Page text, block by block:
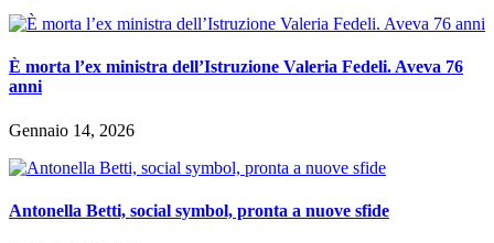
È morta l’ex ministra dell’Istruzione Valeria Fedeli. Aveva 76
anni
Gennaio 14, 2026
Antonella Betti, social symbol, pronta a nuove sfide